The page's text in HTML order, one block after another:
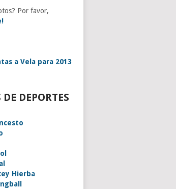
Por favor,
a Vela para 2013
DEPORTES
Hierba